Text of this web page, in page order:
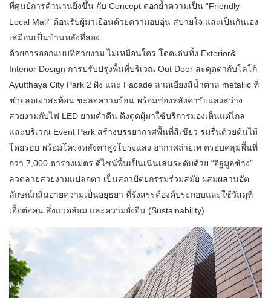
ที่ศูนย์การค้านานยิ่งขึ้น กับ Concept ตอกย้ำความเป็น “Friendly
Local Mall” ต้อนรับผู้มาเยือนด้วยความอบอุ่น สบายใจ และเป็นกันเอง
เสมือนเป็นบ้านหลังที่สอง
ด้วยการออกแบบที่สวยงาม ไม่เหมือนใคร โดดเด่นทั้ง Exterior&
Interior Design การปรับปรุงพื้นที่บริเวณ Out Door สะดุดตากับโลโก้
Ayutthaya City Park 2 ฝั่ง และ Facade ลาดเอียงสีน้ำตาล metallic ที่
ช่วยลดเงาสะท้อน ชะลอความร้อน พร้อมช่องหลังคารับแสงสว่าง
สวยงามกับไฟ LED ยามค่ำคืน ดึงดูดผู้มาใช้บริการมองเห็นแต่ไกล
และบริเวณ Event Park สร้างบรรยากาศพื้นที่สีเขียว ร่มรื่นด้วยต้นไม้
โดยรอบ พร้อมโครงหลังคาสูงโปร่งแสง อากาศถ่ายเท ครอบคลุมพื้นที่
กว่า 7,000 ตารางเมตร ดีไซน์พื้นเป็นเนินเล่นระดับด้วย “อิฐมูลช้าง”
ลวดลายสวยงามแปลกตา เป็นสถาปัตยกรรมร่วมสมัย ผสมผสานอัต
ลักษณ์กลิ่นอายความเป็นอยุธยา ที่รังสรรค์องค์ประกอบและใช้วัสดุที่
เอื้อต่อคน สิ่งแวดล้อม และความยั่งยืน (Sustainability)